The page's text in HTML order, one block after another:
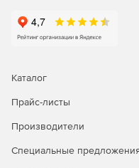
Каталог
Прайс-листы
Производители
Специальные